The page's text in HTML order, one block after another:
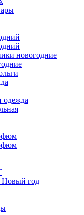
новогодние
одежда
Новый год